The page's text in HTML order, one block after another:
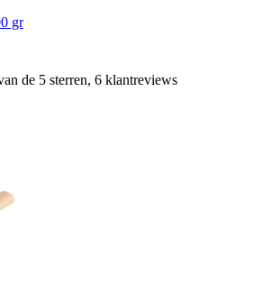
gr
de 5 sterren, 6 klantreviews